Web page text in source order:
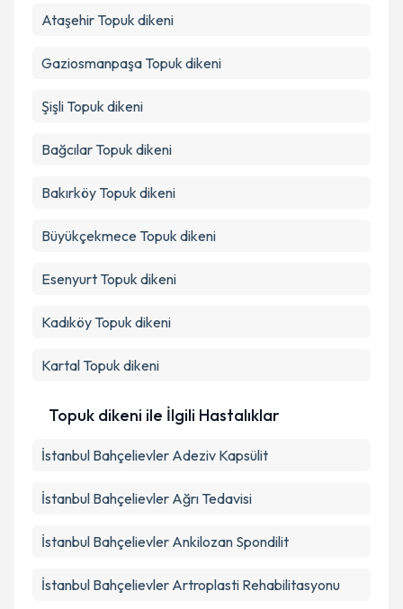
Ataşehir Topuk dikeni
Gaziosmanpaşa Topuk dikeni
Şişli Topuk dikeni
Bağcılar Topuk dikeni
Bakırköy Topuk dikeni
Büyükçekmece Topuk dikeni
Esenyurt Topuk dikeni
Kadıköy Topuk dikeni
Kartal Topuk dikeni
Topuk dikeni ile İlgili Hastalıklar
İstanbul Bahçelievler Adeziv Kapsülit
İstanbul Bahçelievler Ağrı Tedavisi
İstanbul Bahçelievler Ankilozan Spondilit
İstanbul Bahçelievler Artroplasti Rehabilitasyonu